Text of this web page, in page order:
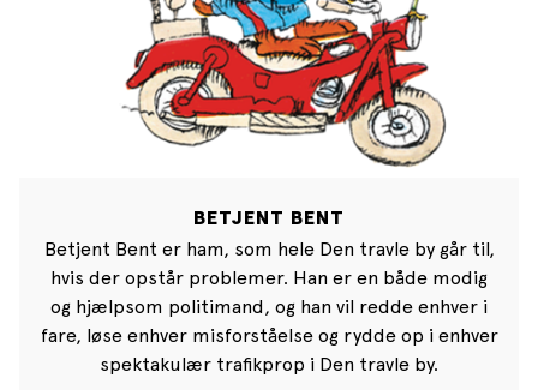
BETJENT BENT
Betjent Bent er ham, som hele Den travle by går til,
hvis der opstår problemer. Han er en både modig
og hjælpsom politimand, og han vil redde enhver i
fare, løse enhver misforståelse og rydde op i enhver
spektakulær trafikprop i Den travle by.